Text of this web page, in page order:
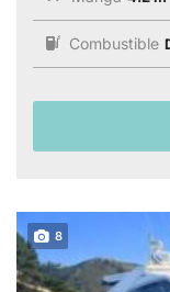
Combustible
8